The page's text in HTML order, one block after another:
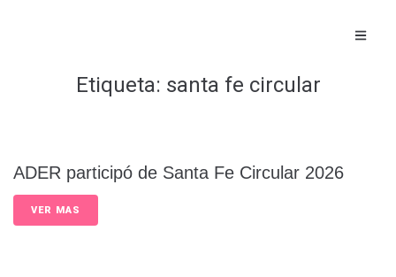
Etiqueta: santa fe circular
ADER participó de Santa Fe Circular 2026
VER MAS